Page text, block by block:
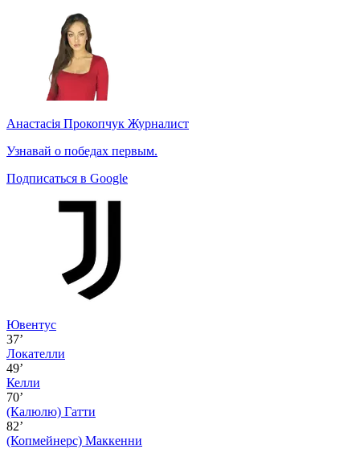
Анастасія Прокопчук Журналист
Узнавай о победах первым.
Подписаться в Google
Ювентус
37’
Локателли
49’
Келли
70’
(Калюлю) Гатти
82’
(Копмейнерс) Маккенни